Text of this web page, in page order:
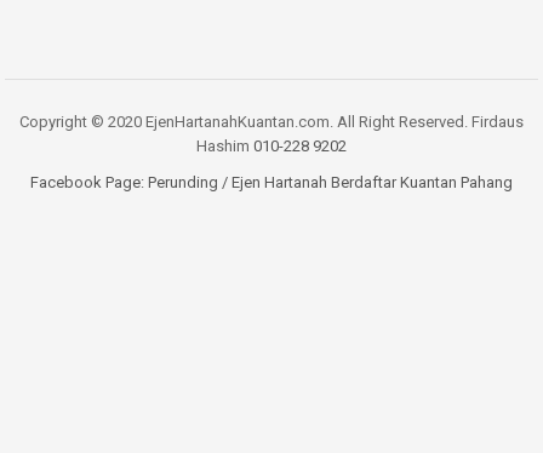
Copyright © 2020 EjenHartanahKuantan.com. All Right Reserved. Firdaus
Hashim 010-228 9202
Facebook Page: Perunding / Ejen Hartanah Berdaftar Kuantan Pahang